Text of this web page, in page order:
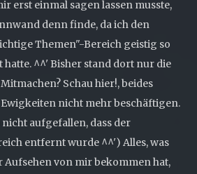
erst einmal sagen lassen musste,
denn finde, da ich den
Themen"-Bereich geistig so
hatte. ^^' Bisher stand dort nur die
Schau hier!, beides
nicht mehr beschäftigen.
aufgefallen, dass der
entfernt wurde ^^') Alles, was
Aufsehen von mir bekommen hat,